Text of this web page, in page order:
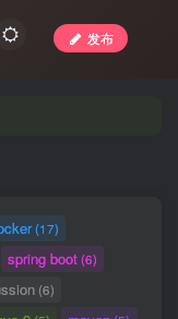
发布
(17)
spring boot(6)
(6)